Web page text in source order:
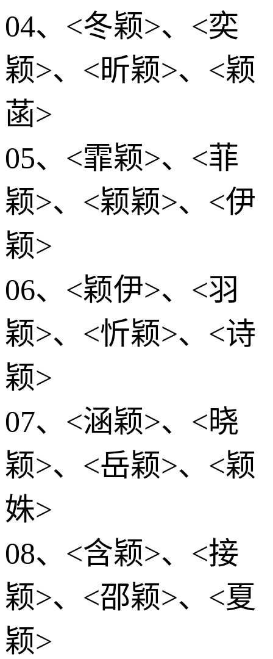
04、<冬颖>、<奕
颖>、<昕颖>、<颖
菡>
05、<霏颖>、<菲
颖>、<颖颖>、<伊
颖>
06、<颖伊>、<羽
颖>、<忻颖>、<诗
颖>
07、<涵颖>、<晓
颖>、<岳颖>、<颖
姝>
08、<含颖>、<接
颖>、<邵颖>、<夏
颖>